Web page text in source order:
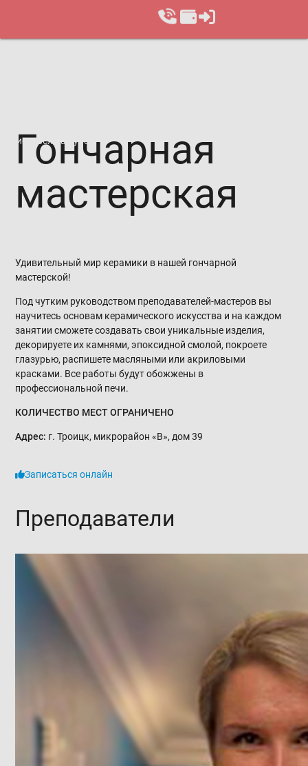
Записаться на курс
Гон­чарная
мас­тер­ская
Удивительный мир керамики в нашей гончарной
мастерской!
Под чутким руководством преподавателей-мастеров вы
научитесь основам керамического искусства и на каждом
занятии сможете создавать свои уникальные изделия,
декорируете их камнями, эпоксидной смолой, покроете
глазурью, распишете масляными или акриловыми
красками. Все работы будут обожжены в
профессиональной печи.
КОЛИЧЕСТВО МЕСТ ОГРАНИЧЕНО
Адрес: г. Троицк, микрорайон «В», дом 39
Записаться онлайн
Преподаватели